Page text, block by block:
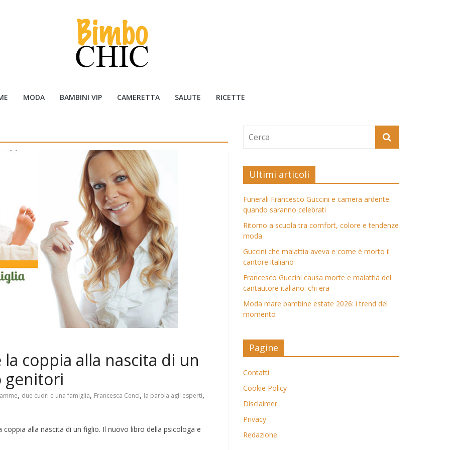
MODA BAMBINI VIP CAMERETTA SALUTE RICETTE
coppia alla nascita di un
genitori
, due cuori e una famiglia, Francesca Cenci, la parola agli esperti,
alla nascita di un figlio. Il nuovo libro della psicologa e
Ultimi articoli
Funerali Francesco Guccini e camera ardente:
quando saranno celebrati
Ritorno a scuola tra comfort, colore e tendenze
moda
Guccini che malattia aveva e come è morto il
cantore italiano
Francesco Guccini causa morte e malattia del
cantautore italiano: chi era
Moda mare bambine estate 2026: i trend del
momento
Pagine
Contatti
Cookie Policy
Disclaimer
Privacy
Redazione